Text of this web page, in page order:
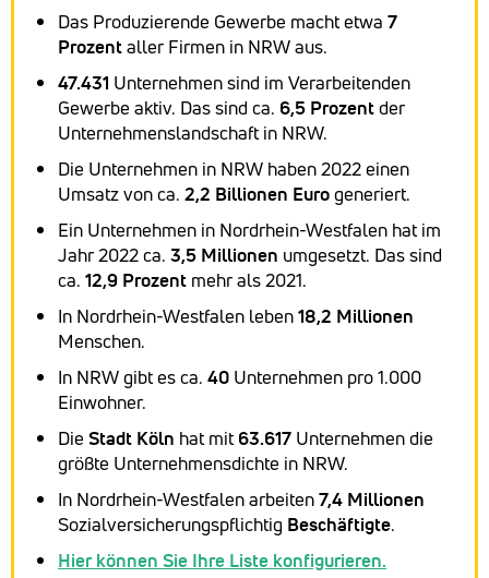
Das Produzierende Gewerbe macht etwa 7
Prozentaller Firmen in NRW aus.
47.431 Unternehmen sind im Verarbeitenden
Gewerbe aktiv. Das sind ca. 6,5 Prozentder
Unternehmenslandschaft in NRW.
Die Unternehmen in NRW haben 2022 einen
Umsatz von ca. 2,2 Billionen Eurogeneriert.
Ein Unternehmen in Nordrhein-Westfalen hat im
Jahr 2022 ca. 3,5 Millionen umgesetzt. Das sind
ca. 12,9 Prozent mehr als 2021.
In Nordrhein-Westfalen leben18,2 Millionen
Menschen.
In NRW gibt es ca. 40 Unternehmen pro 1.000
Einwohner.
Die Stadt Köln hat mit63.617 Unternehmen die
größte Unternehmensdichte in NRW.
In Nordrhein-Westfalen arbeiten7,4 Millionen
Sozialversicherungspflichtig Beschäftigte.
Hier können Sie Ihre Liste konfigurieren.